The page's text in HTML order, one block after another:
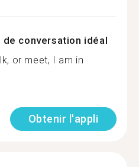
conversation idéal
or meet, I am in
Obtenir l'appli